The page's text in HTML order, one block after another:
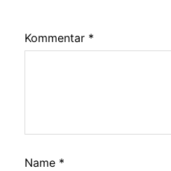
Kommentar *
Name *